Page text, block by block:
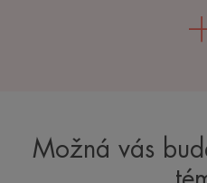
Možná vás